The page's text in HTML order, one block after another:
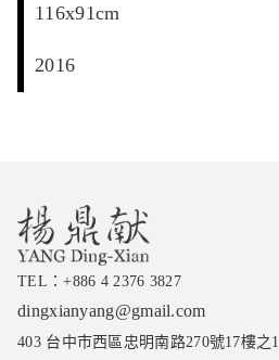
116x91cm
2016
TEL：+886 4 2376 3827
dingxianyang@gmail.com
403 台中市西區忠明南路270號17樓之1